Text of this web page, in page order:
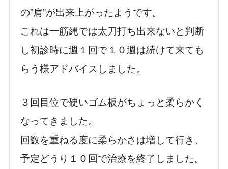
の”肩”が出来上がったようです。
これは一筋縄では太刀打ち出来ないと判断
し初診時に週１回で１０週は続けて来ても
らう様アドバイスしました。
３回目位で硬いゴム板がちょっと柔らかく
なってきました。
回数を重ねる度に柔らかさは増して行き、
予定どうり１０回で治療を終了しました。